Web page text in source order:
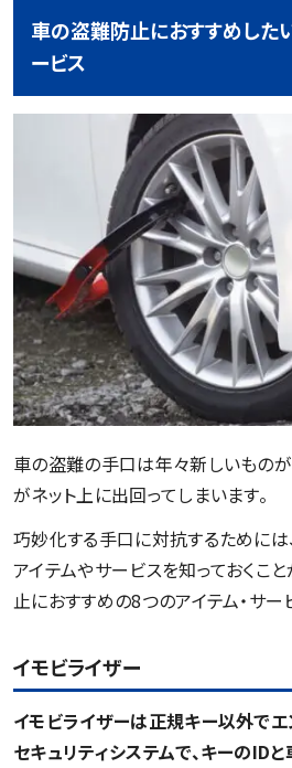
車の盗難防止におすすめした
ービス
車の盗難の手口は年々新しいものが
がネット上に出回ってしまいます。
巧妙化する手口に対抗するためには
アイテムやサービスを知っておくこ
止におすすめの8つのアイテム・サー
イモビライザー
イモビライザーは正規キー以外で
セキュリティシステムで、キーのID